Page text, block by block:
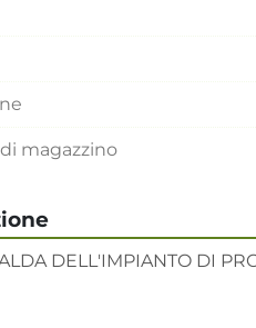
DELL'IMPIANTO DI
magazzino